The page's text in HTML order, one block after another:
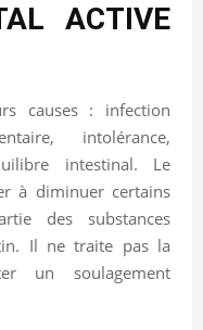
ACTIVE
causes : infection
intolérance,
intestinal. Le
à diminuer certains
des substances
Il ne traite pas la
un soulagement